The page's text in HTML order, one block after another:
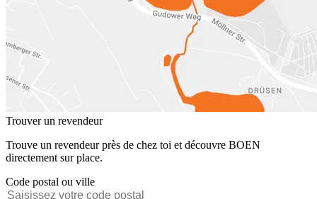
Trouver un revendeur
Trouve un revendeur près de chez toi et découvre BOEN
directement sur place.
Code postal ou ville